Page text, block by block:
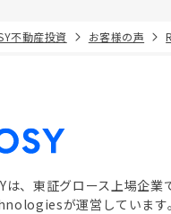
不動産投資 お客様の声
は、東証グロース上場企業
が運営しています。